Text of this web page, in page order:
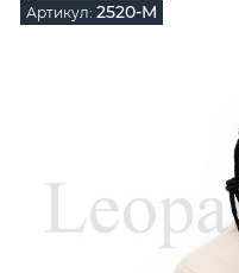
Артикул: 2520-M